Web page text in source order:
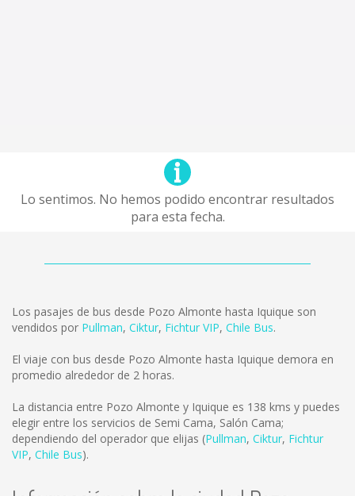
Lo sentimos. No hemos podido encontrar resultados
para esta fecha.
Los pasajes de bus desde Pozo Almonte hasta Iquique son
vendidos por Pullman, Ciktur, Fichtur VIP, Chile Bus.
El viaje con bus desde Pozo Almonte hasta Iquique demora en
promedio alrededor de 2 horas.
La distancia entre Pozo Almonte y Iquique es 138 kms y puedes
elegir entre los servicios de Semi Cama, Salón Cama;
dependiendo del operador que elijas (Pullman, Ciktur, Fichtur
VIP, Chile Bus).